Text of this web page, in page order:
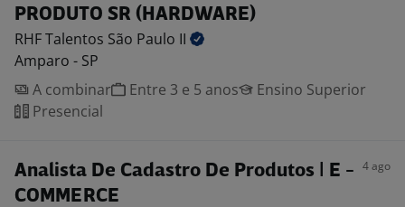
PRODUTO SR (HARDWARE)
RHF Talentos São Paulo II
Amparo - SP
A combinar
Entre 3 e 5 anos
Ensino Superior
Presencial
Analista De Cadastro De Produtos | E -
COMMERCE
4 ago